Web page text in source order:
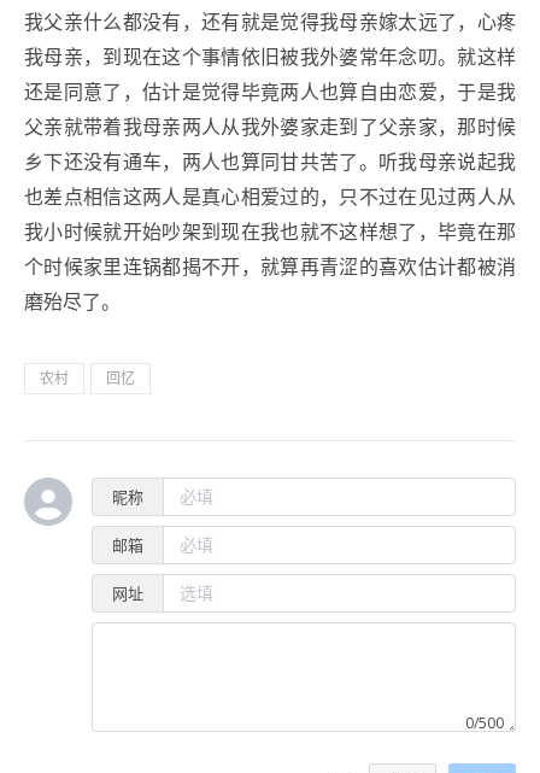
我父亲什么都没有，还有就是觉得我母亲嫁太远了，心疼
我母亲，到现在这个事情依旧被我外婆常年念叨。就这样
还是同意了，估计是觉得毕竟两人也算自由恋爱，于是我
父亲就带着我母亲两人从我外婆家走到了父亲家，那时候
乡下还没有通车，两人也算同甘共苦了。听我母亲说起我
也差点相信这两人是真心相爱过的，只不过在见过两人从
我小时候就开始吵架到现在我也就不这样想了，毕竟在那
个时候家里连锅都揭不开，就算再青涩的喜欢估计都被消
磨殆尽了。
农村 回忆
昵称
邮箱
网址
0/500